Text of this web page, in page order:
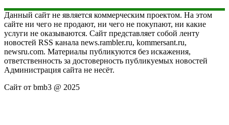
Данный сайт не является коммерческим проектом. На этом
сайте ни чего не продают, ни чего не покупают, ни какие
услуги не оказываются. Сайт представляет собой ленту
новостей RSS канала news.rambler.ru, kommersant.ru,
newsru.com. Материалы публикуются без искажения,
ответственность за достоверность публикуемых новостей
Администрация сайта не несёт.
Сайт от bmb3 @ 2025